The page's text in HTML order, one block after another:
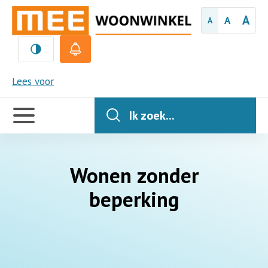
A A A
Lees voor
MEE
Handige
links
Ik zoek...
Wonen zonder
beperking